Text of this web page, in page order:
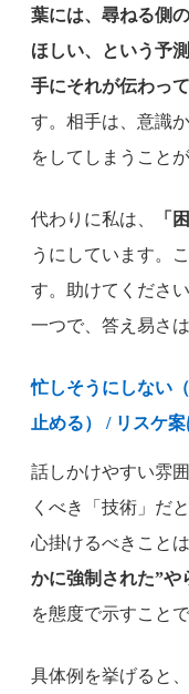
葉には、尋ねる側
ほしい、という予
手にそれが伝わっ
す。相手は、意識
をしてしまうこと
代わりに私は、 「
うにしています。
す。助けてくださ
一つで、答え易さ
忙しそうにしない
止める） / リスケ
話しかけやすい雰
くべき「技術」だ
心掛けるべきことは
かに強制された”や
を態度で示すことで
具体例を挙げると、